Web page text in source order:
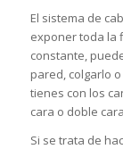
El sistema de
exponer toda la
constante,
pared, colgarlo
tienes con los
cara o doble
Si se trata de